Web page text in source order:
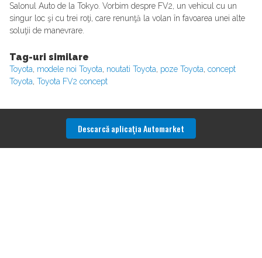
Salonul Auto de la Tokyo. Vorbim despre FV2, un vehicul cu un
singur loc şi cu trei roţi, care renunţă la volan în favoarea unei alte
soluţii de manevrare.
Tag-uri similare
Toyota, modele noi Toyota, noutati Toyota, poze Toyota, concept
Toyota, Toyota FV2 concept
Descarcă aplicaţia Automarket